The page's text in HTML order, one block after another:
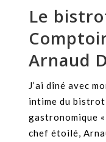
Le
Arnaud
J’ai dîné avec
intime du bistrot
gastronomique
chef étoilé,